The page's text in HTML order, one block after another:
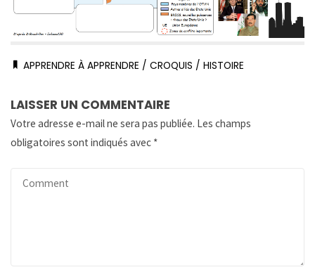
APPRENDRE À APPRENDRE /CROQUIS /HISTOIRE
LAISSER UN COMMENTAIRE
Votre adresse e-mail ne sera pas publiée. Les champs
obligatoires sont indiqués avec *